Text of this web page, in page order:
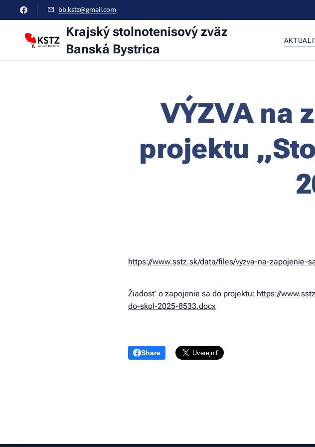
bb.kstz@gmail.com
Krajský stolnotenisový zväz
Banská Bystrica
VÝZVA na
projektu
https://www.sstz.sk/data/files/vyzva-na-zapojenie-
Žiadosť o zapojenie sa do projektu: https://
do-skol-2025-8533.docx
Share